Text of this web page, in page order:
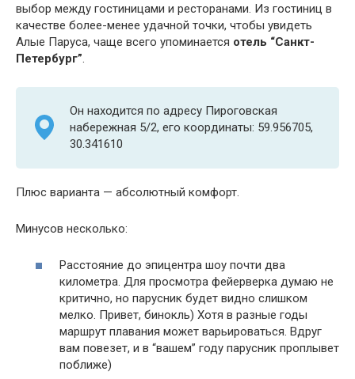
выбор между гостиницами и ресторанами. Из гостиниц в
качестве более-менее удачной точки, чтобы увидеть
Алые Паруса, чаще всего упоминается отель “Санкт-
Петербург”.
Он находится по адресу Пироговская
набережная 5/2, его координаты: 59.956705,
30.341610
Плюс варианта — абсолютный комфорт.
Минусов несколько:
Расстояние до эпицентра шоу почти два
километра. Для просмотра фейерверка думаю не
критично, но парусник будет видно слишком
мелко. Привет, бинокль) Хотя в разные годы
маршрут плавания может варьироваться. Вдруг
вам повезет, и в “вашем” году парусник проплывет
поближе)